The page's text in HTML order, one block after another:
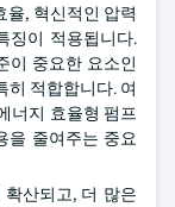
율, 혁신적인 압력
징이 적용됩니다.
이 중요한 요소인
히 적합합니다. 여
너지 효율형 펌프
을 줄여주는 중요
산되고, 더 많은